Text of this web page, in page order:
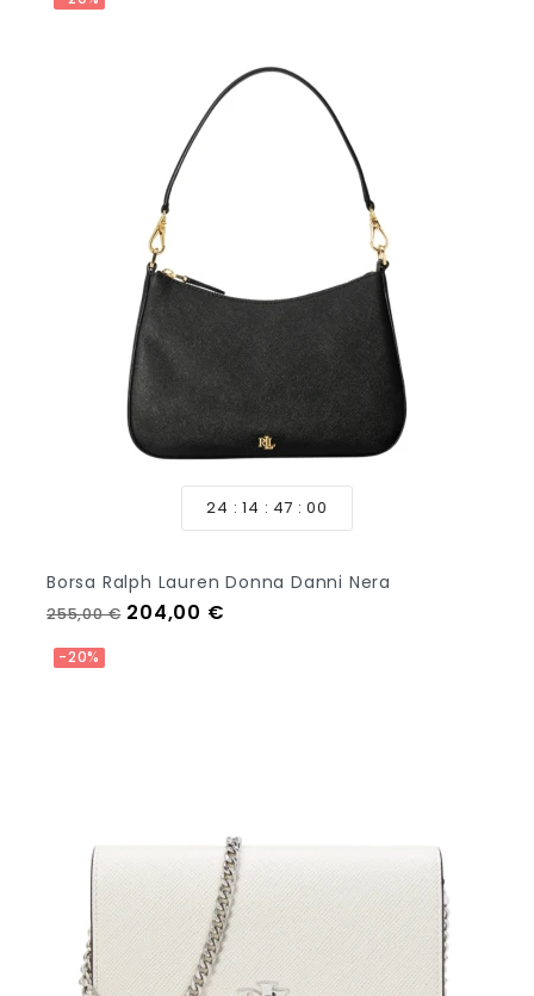
24 14 46 58
Borsa Ralph Lauren Donna Danni Nera
Prezzo regolare
255,00 € Prezzo
204,00 €
-20%